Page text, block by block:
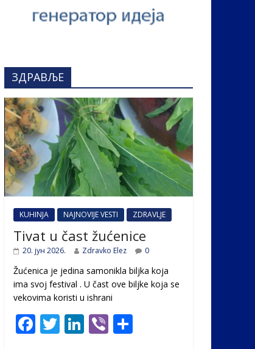
ЗДРАВЉЕ
KUHINJA NAJNOVIJE VESTI ZDRAVLJE
Tivat u čast žućenice
20. јун 2026. Zdravko Elez 0
Žućenica je jedina samonikla biljka koja
ima svoj festival . U čast ovе biljke koja se
vekovima koristi u ishrani
F T Li Vi